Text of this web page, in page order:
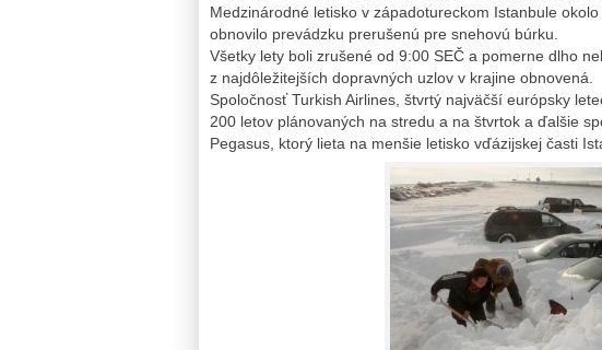
Medzinárodné letisko v západotureckom Istanbule
obnovilo prevádzku prerušenú pre snehovú búrku.
Všetky lety boli zrušené od 9:00 SEČ a pomerne dlho
z najdôležitejších dopravných uzlov v krajine obnovená.
Spoločnosť Turkish Airlines, štvrtý najväčší európsky
200 letov plánovaných na stredu a na štvrtok a ďalšie
Pegasus, ktorý lieta na menšie letisko vďázijskej časti